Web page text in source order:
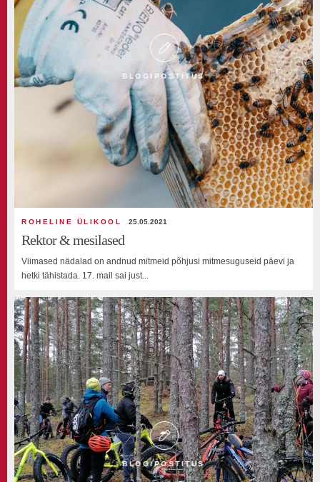
BLOGIPOSTITUS
ROHELINE ÜLIKOOL 25.05.2021
Rektor & mesilased
Viimased nädalad on andnud mitmeid põhjusi mitmesuguseid päevi ja
hetki tähistada. 17. mail sai just...
BLOGIPOSTITUS